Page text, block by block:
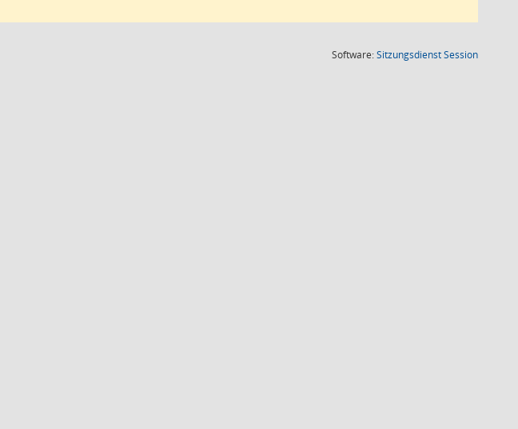
Software:SitzungsdienstSession(Wird in